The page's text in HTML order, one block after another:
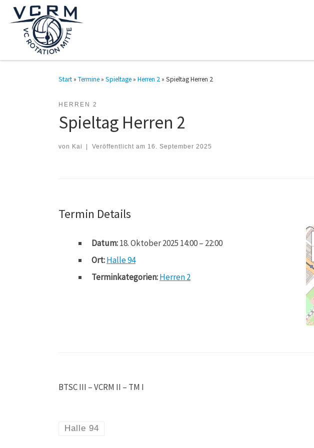
Zum Inhalt springen
Start » Termine » Spieltage » Herren 2 » Spieltag Herren 2
HERREN 2
Spieltag Herren 2
von Kai Veröffentlicht am 16. September 2025
Termin Details
Datum:18. Oktober 2025 14:00– 22:00
Ort:Halle 94
Terminkategorien:Herren 2
BTSC III – VCRM II – TM I
Halle 94